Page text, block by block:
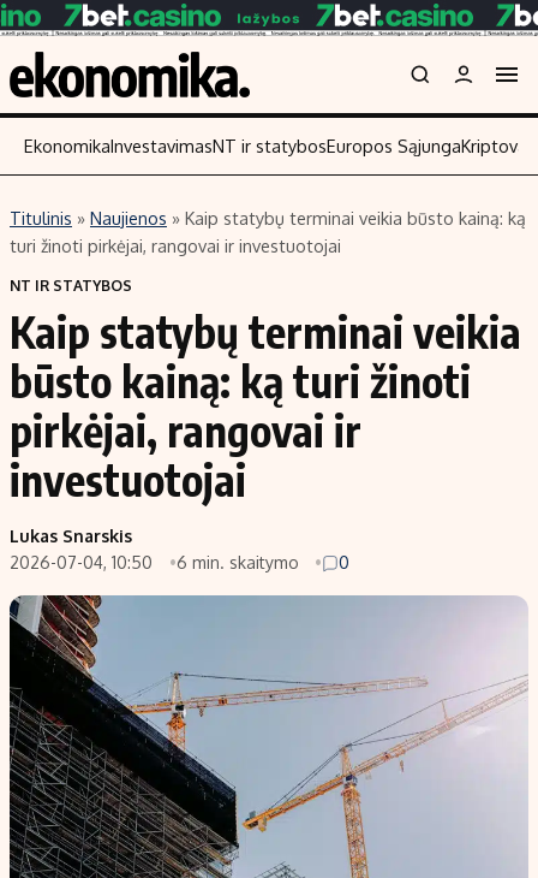
Turinys
Naujienos
Aplinka
Verslas
Energetika
Ekonomika
Politika
Skaitykite
Įmonės
Žemės ūkis
Technologijos
Laisvalaikis
Investavimas
Akcijų rinka
Saulės elektrinės
Kriptovaliutos
Infliacija
Migracija
Indėlių skaičiuoklė
Būsto finansai
Įdomios naujienos
EkonomikaInvestavimasNT ir statybosEuropos Sąjunga
Titulinis » Naujienos » Kaip statybų terminai veikia būsto kainą: ką
turi žinoti pirkėjai, rangovai ir investuotojai
NT IR STATYBOS
Kaip statybų terminai veikia
būsto kainą: ką turi žinoti
pirkėjai, rangovai ir
investuotojai
Lukas Snarskis
2026-07-04, 10:50
6 min. skaitymo 0